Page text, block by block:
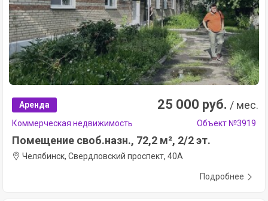
Аренда 25 000 руб. / мес.
Коммерческая недвижимость Объект №3919
Помещение своб.назн., 72,2 м², 2/2 эт.
Челябинск, Свердловский проспект, 40А
Подробнее